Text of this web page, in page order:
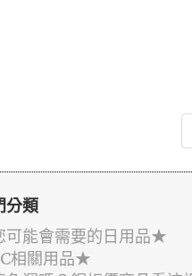
分類
能會需要的日用品★
相關用品★